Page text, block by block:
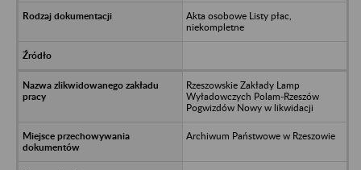
Akta osobowe Listy płac,
niekompletne
Rzeszowskie Zakłady Lamp
Wyładowczych Polam-Rzeszów
Pogwizdów Nowy w likwidacji
Archiwum Państwowe w Rzeszowie